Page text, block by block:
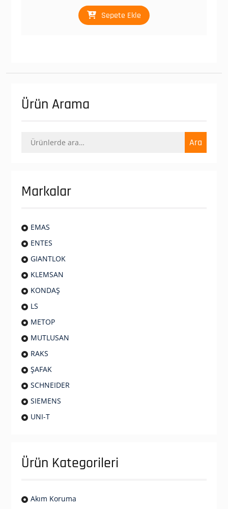
₺ 129,90.
Sepete Ekle
Ürün Arama
Ara: Ara
Markalar
EMAS
ENTES
GIANTLOK
KLEMSAN
KONDAŞ
LS
METOP
MUTLUSAN
RAKS
ŞAFAK
SCHNEIDER
SIEMENS
UNI-T
Ürün Kategorileri
Akım Koruma